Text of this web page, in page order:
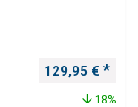
129,95 €
18%